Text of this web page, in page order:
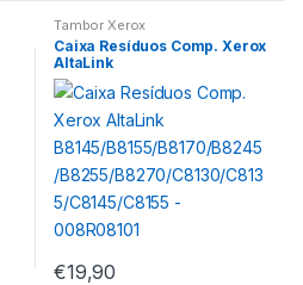
Tambor Xerox
Caixa Resíduos Comp. Xerox
AltaLink
B8145/B8155/B8170/B8245/B
8255/B8270/C8130/C8135/C
8145/C8155 – 008R08101
€19,90